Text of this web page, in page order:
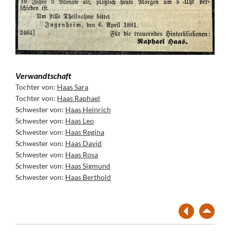
Verwandtschaft
Tochter von: Haas Sara
Tochter von: Haas Raphael
Schwester von: Haas Heinrich
Schwester von: Haas Leo
Schwester von: Haas Regina
Schwester von: Haas David
Schwester von: Haas Rosa
Schwester von: Haas Sigmund
Schwester von: Haas Berthold